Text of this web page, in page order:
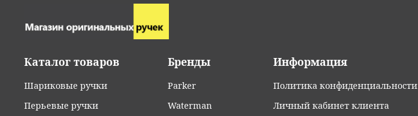
Каталог товаров
Шариковые ручки
Перьевые ручки
Бренды
Parker
Waterman
Информация
Политика конфиденциальности
Личный кабинет клиента